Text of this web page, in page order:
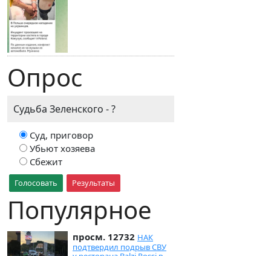
Опрос
Судьба Зеленского - ?
Суд, приговор
Убьют хозяева
Сбежит
Голосовать Результаты
Популярное
просм. 12732 НАК
подтвердил подрыв СВУ